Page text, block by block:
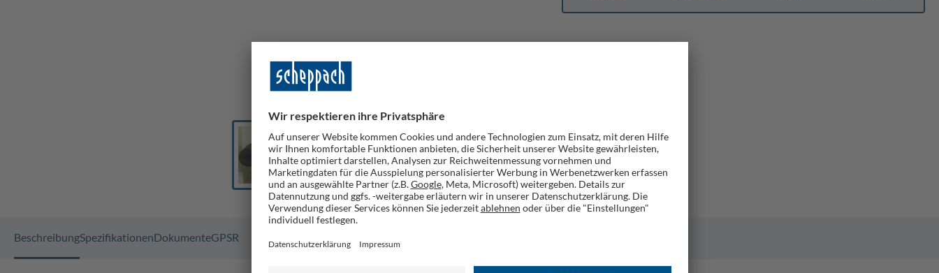
BeschreibungSpezifikationenDokumenteGPSR